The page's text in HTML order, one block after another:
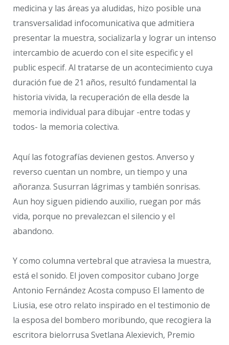
medicina y las áreas ya aludidas, hizo posible una
transversalidad infocomunicativa que admitiera
presentar la muestra, socializarla y lograr un intenso
intercambio de acuerdo con el site especific y el
public especif. Al tratarse de un acontecimiento cuya
duración fue de 21 años, resultó fundamental la
historia vivida, la recuperación de ella desde la
memoria individual para dibujar -entre todas y
todos- la memoria colectiva.
Aquí las fotografías devienen gestos. Anverso y
reverso cuentan un nombre, un tiempo y una
añoranza. Susurran lágrimas y también sonrisas.
Aun hoy siguen pidiendo auxilio, ruegan por más
vida, porque no prevalezcan el silencio y el
abandono.
Y como columna vertebral que atraviesa la muestra,
está el sonido. El joven compositor cubano Jorge
Antonio Fernández Acosta compuso El lamento de
Liusia, ese otro relato inspirado en el testimonio de
la esposa del bombero moribundo, que recogiera la
escritora bielorrusa Svetlana Alexievich, Premio